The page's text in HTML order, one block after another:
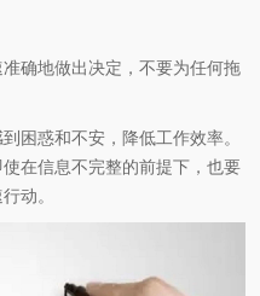
确地做出决定，不要为任何拖
困惑和不安，降低工作效率。
在信息不完整的前提下，也要
动。